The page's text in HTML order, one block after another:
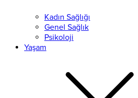
Kadın Sağlığı
Genel Sağlık
Psikoloji
Yaşam